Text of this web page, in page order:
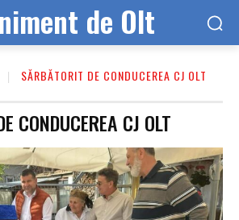
de Olt
SĂRBĂTORIT DE CONDUCEREA CJ OLT
CONDUCEREA CJ OLT